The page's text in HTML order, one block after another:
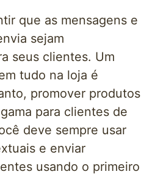
que as mensagens e
sejam
seus clientes. Um
tudo na loja é
promover produtos
para clientes de
deve sempre usar
e enviar
usando o primeiro